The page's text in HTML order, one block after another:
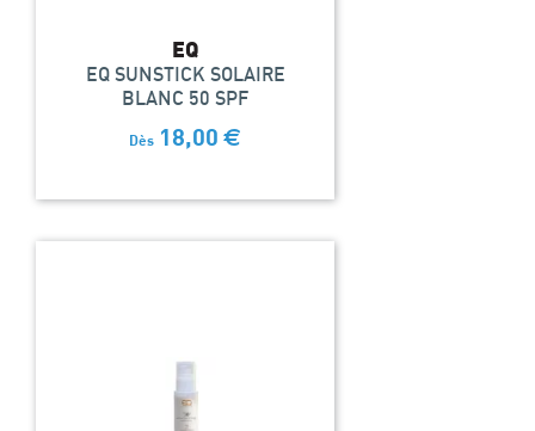
EQ
EQ SUNSTICK SOLAIRE
BLANC 50 SPF
Dès 18,00 €